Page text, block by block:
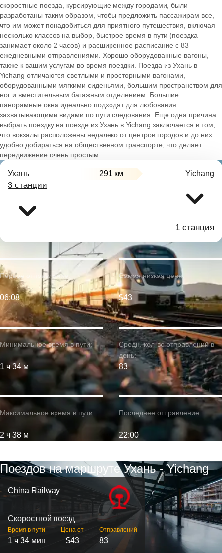
скоростные поезда, курсирующие между городами, были
разработаны таким образом, чтобы предложить пассажирам все,
что им может понадобиться для приятного путешествия, включая
несколько классов на выбор, быстрое время в пути (поездка
занимает около 2 часов) и расширенное расписание с 83
ежедневными отправлениями. Хорошо оборудованные вагоны,
также к вашим услугам во время поездки. Поезда из Ухань в
Yichang отличаются светлыми и просторными вагонами,
оборудованными мягкими сиденьями, большим пространством для
ног и вместительным багажным отделением. Большие
панорамные окна идеально подходят для любования
захватывающими видами по пути следования. Еще одна причина
выбрать поездку на поезде из Ухань в Yichang заключается в том,
что вокзалы расположены недалеко от центров городов и до них
удобно добираться на общественном транспорте, что делает
передвижение очень простым.
Ухань 291 км Yichang
3 станции
1 станция
Минимальное время в пути:
1 ч 34 м
Первое отправление:
06:08
Максимальное время в пути:
2 ч 38 м
Самая низкая цена:
$43
Средн. кол-во отправлений в
день:
83
Последнее отправление:
22:00
Поездов на маршруте Ухань - Yichang
China Railway
Скоростной поезд
Время в пути
1 ч 34 мин
Цена от
$43
Отправлений
83